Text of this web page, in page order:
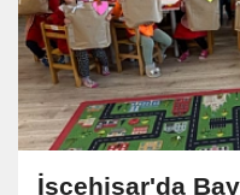
İscehisar'da